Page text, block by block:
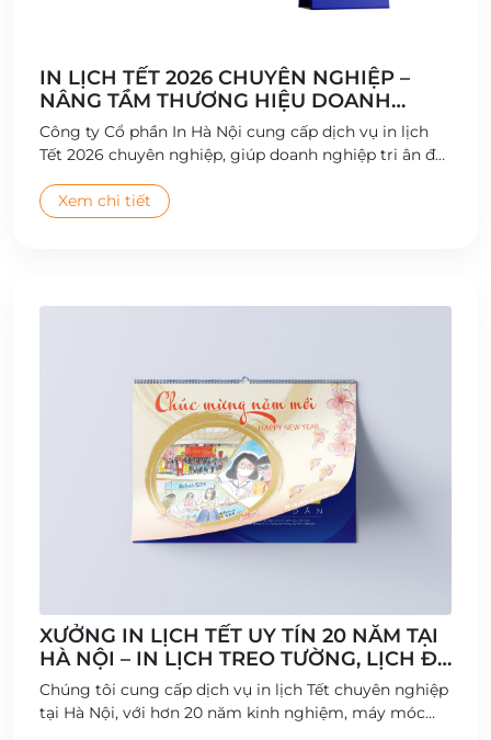
IN LỊCH TẾT 2026 CHUYÊN NGHIỆP –
NÂNG TẦM THƯƠNG HIỆU DOANH
NGHIỆP
Công ty Cổ phần In Hà Nội cung cấp dịch vụ in lịch
Tết 2026 chuyên nghiệp, giúp doanh nghiệp tri ân đối
Xem chi tiết
XƯỞNG IN LỊCH TẾT UY TÍN 20 NĂM TẠI
HÀ NỘI – IN LỊCH TREO TƯỜNG, LỊCH ĐỂ
BÀN CHẤT LƯỢNG CAO
Chúng tôi cung cấp dịch vụ in lịch Tết chuyên nghiệp
tại Hà Nội, với hơn 20 năm kinh nghiệm, máy móc